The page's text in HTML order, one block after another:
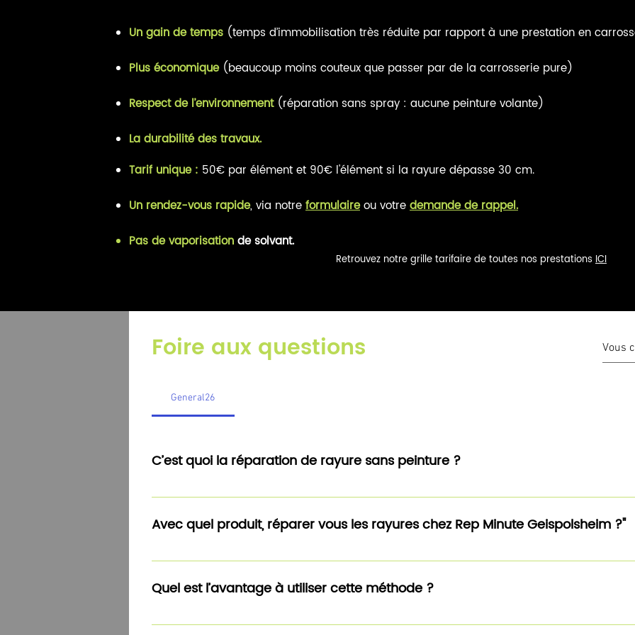
Un gain de temps (temps d’immobilisation très réduite par rapport à une prestation en
Plus économique(beaucoup moins couteux que passer par de la carrosserie pure)
Respect de l’environnement(réparation sans spray : aucune peinture volante)
La durabilité des travaux.
Tarif unique : 50€ par élément et 90€ l'élément si la rayure dépasse 30 cm.
Un rendez-vous rapide, via notre formulaireou votre demande de rappel.
Pas de vaporisation de solvant.
Retrouvez notre grille tarifaire de toutes nos prestations ICI
Foire aux questions
General26
C’est quoi la réparation de rayure sans peinture ?
Chez Rep Minute Geispolsheim, nous utilisons une méthode pour les rayures
une rayure sans passer en cabine : SSR, sprayless Scratch Repair.
Avec quel produit, réparer vous les rayures chez Rep Minute Geispolsheim ?"
Avec SSR Europe, nous utilisons leurs produits.
Quel est l’avantage à utiliser cette méthode ?
Cette méthode présente beaucoup d’avantage, c’est rapide (15minutes),